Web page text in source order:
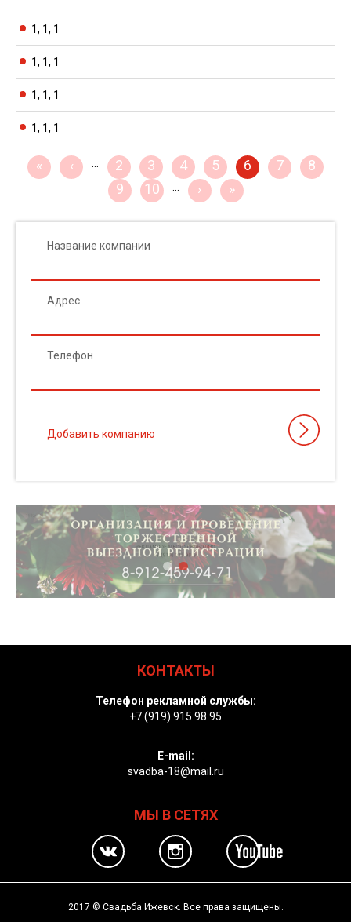
1, 1, 1
1, 1, 1
1, 1, 1
1, 1, 1
« ‹ … 2 3 4 5 6 7
8
9
10 … › »
Название компании
Адрес
Телефон
КОНТАКТЫ
Телефон рекламной службы:
+7 (919) 915 98 95
E-mail:
svadba-18@mail.ru
МЫ В СЕТЯХ
2017 © Свадьба Ижевск. Все права защищены.